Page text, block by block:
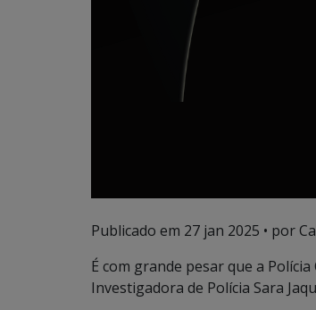
Publicado em 27 jan 2025 • por
É com grande pesar que a
Investigadora de Polícia Sara